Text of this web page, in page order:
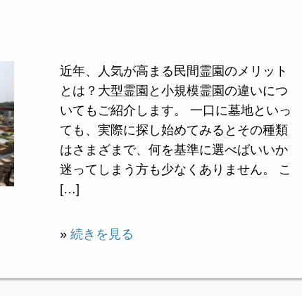
近年、人気が高まる民間霊園のメリット
とは？大型霊園と小規模霊園の違いにつ
いてもご紹介します。 一口に墓地といっ
ても、実際に探し始めてみるとその種類
はさまざまで、何を基準に選べばいいか
迷ってしまう方も少なくありません。 こ
[…]
» 続きを見る